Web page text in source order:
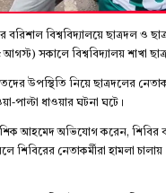
বিশ্ববিদ্যালয়ে ছাত্রদল ও
সকালে বিশ্ববিদ্যালয় শাখা
উপস্থিতি নিয়ে ছাত্রদলের
পাল্টা ধাওয়ার ঘটনা ঘটে।
আহমেদ অভিযোগ করেন, শিবির
শিবিরের নেতাকর্মীরা হামলা